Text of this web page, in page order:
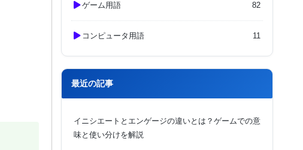
ゲーム用語 82
コンピュータ用語 11
最近の記事
イニシエートとエンゲージの違いとは？ゲームでの意
味と使い分けを解説